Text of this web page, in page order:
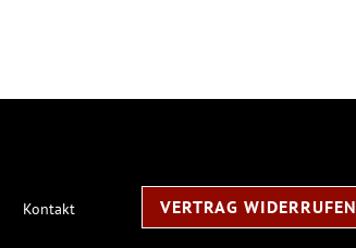
Kontakt VERTRAG WIDERRUFEN